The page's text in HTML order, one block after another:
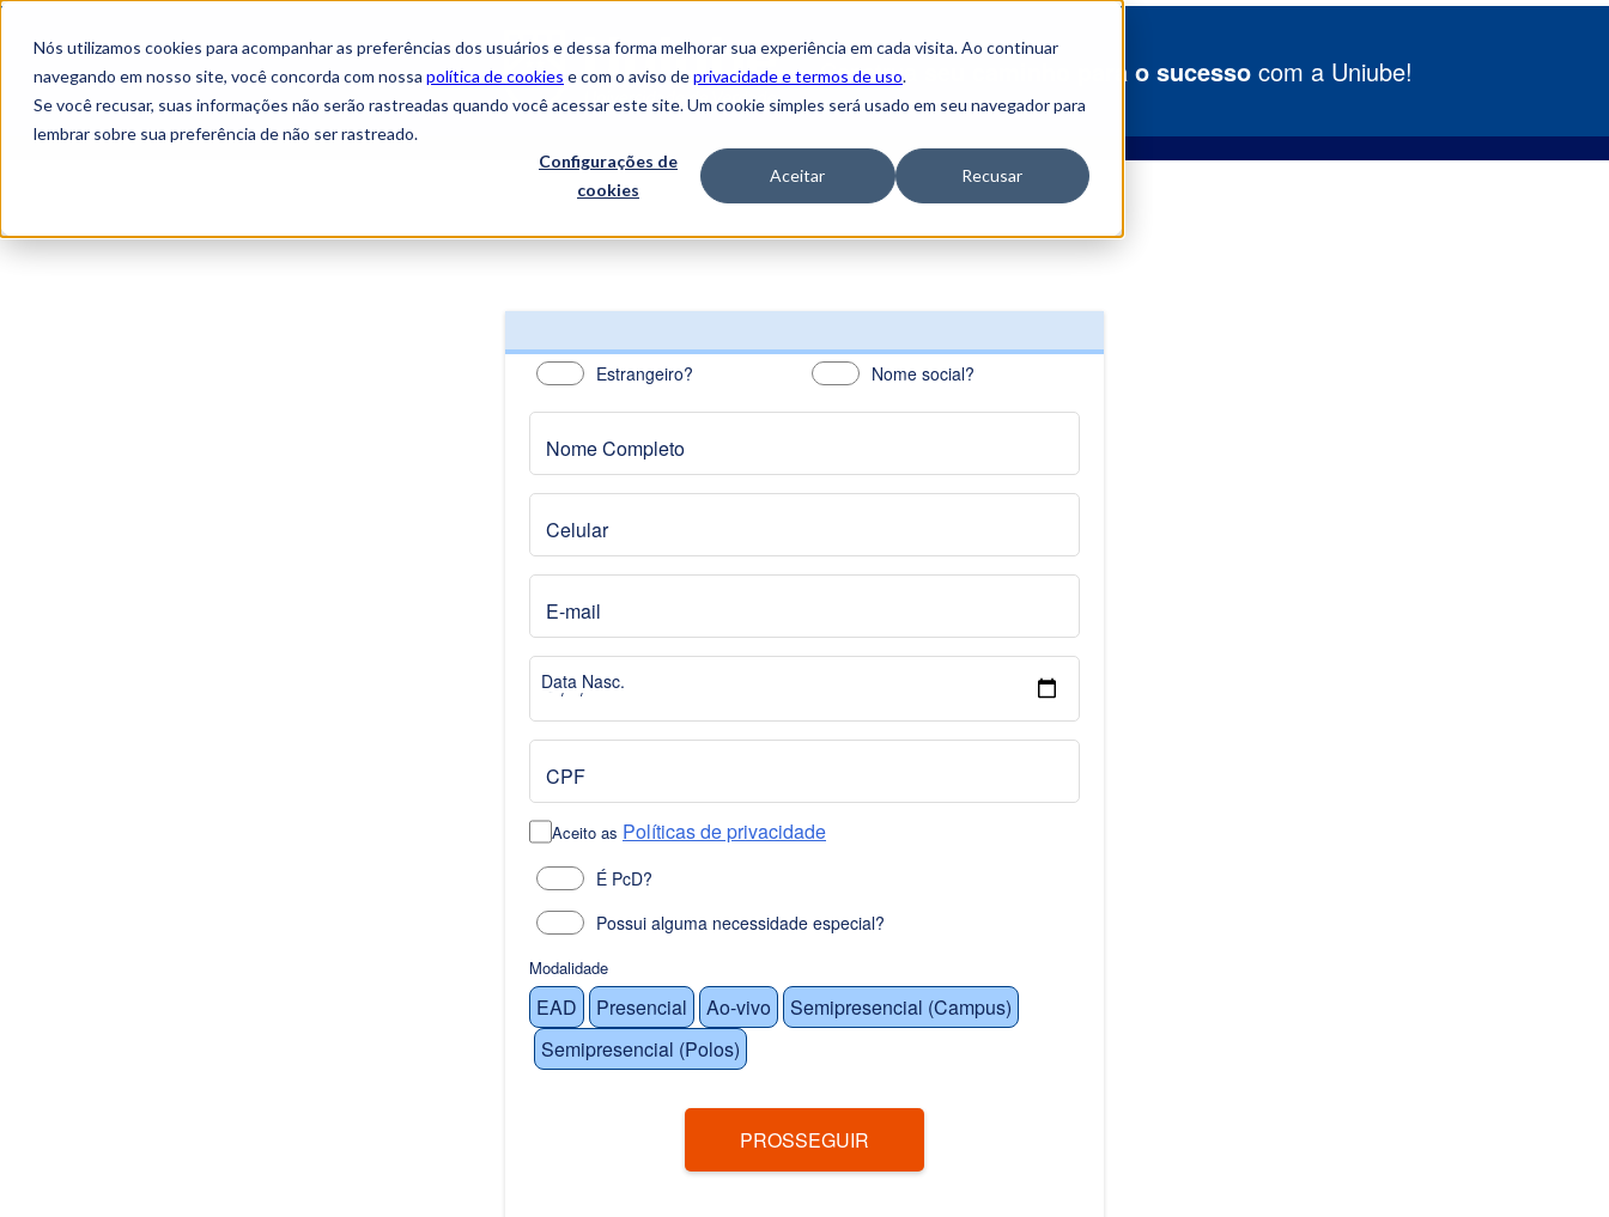
Nós utilizamos cookies para acompanhar as preferências dos usuários e dessa forma melhorar sua experiência em cada visita. Ao continuar
navegando em nosso site, você concorda com nossa política de cookies e com o aviso deprivacidade e termos de uso.
Se você recusar, suas informações não serão rastreadas quando você acessar este site. Um cookie simples será usado em seu navegador para
lembrar sobre sua preferência de não ser rastreado.
Configurações de
cookies
Aceitar Recusar
Construa seu caminho para o sucessocom a Uniube!
Estrangeiro? Nome social?
Nome Completo
Celular
E-mail
Data Nasc.
CPF
Aceito as Políticas de privacidade
É PcD?
Possui alguma necessidade especial?
Modalidade
EAD Presencial Ao-vivo
Semipresencial (Campus)
Semipresencial (Polos)
PROSSEGUIR